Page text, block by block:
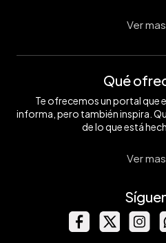
Ver
Qué
Te ofrecemos un portal que
informa, pero también inspira.
de lo que está
Ver